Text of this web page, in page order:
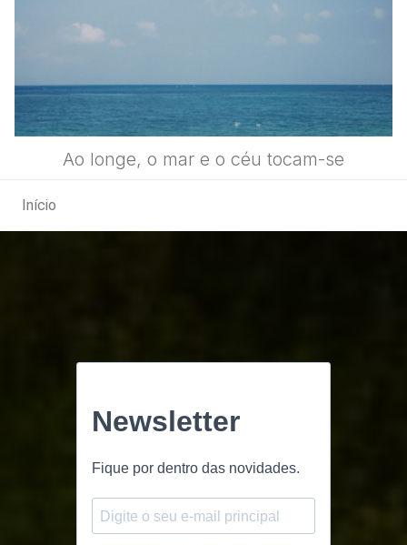
Ao longe, o mar e o céu tocam-se
Início